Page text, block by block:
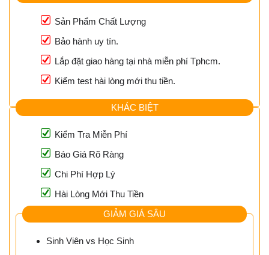
Sản Phẩm Chất Lượng
Bảo hành uy tín.
Lắp đặt giao hàng tại nhà miễn phí Tphcm.
Kiểm test hài lòng mới thu tiền.
KHÁC BIỆT
Kiểm Tra Miễn Phí
Báo Giá Rõ Ràng
Chi Phí Hợp Lý
Hài Lòng Mới Thu Tiền
GIẢM GIÁ SÂU
Sinh Viên vs Học Sinh